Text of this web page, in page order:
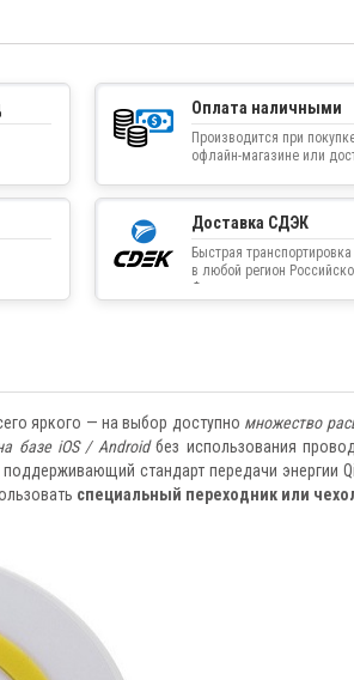
Оплата наличными
Производится при
офлайн-магазине или
Доставка СДЭК
Быстрая
в любой регион
Федерации
яркого — на выбор доступно множество
базе iOS / Androidбез использования
стандарт передачи энергии
специальный переходник или